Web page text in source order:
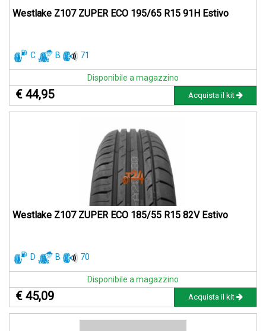
Westlake Z107 ZUPER ECO 195/65 R15 91H Estivo
C B 71
Disponibile a magazzino
€ 44,95 Acquista il kit
Westlake Z107 ZUPER ECO 185/55 R15 82V Estivo
D B 70
Disponibile a magazzino
€ 45,09 Acquista il kit